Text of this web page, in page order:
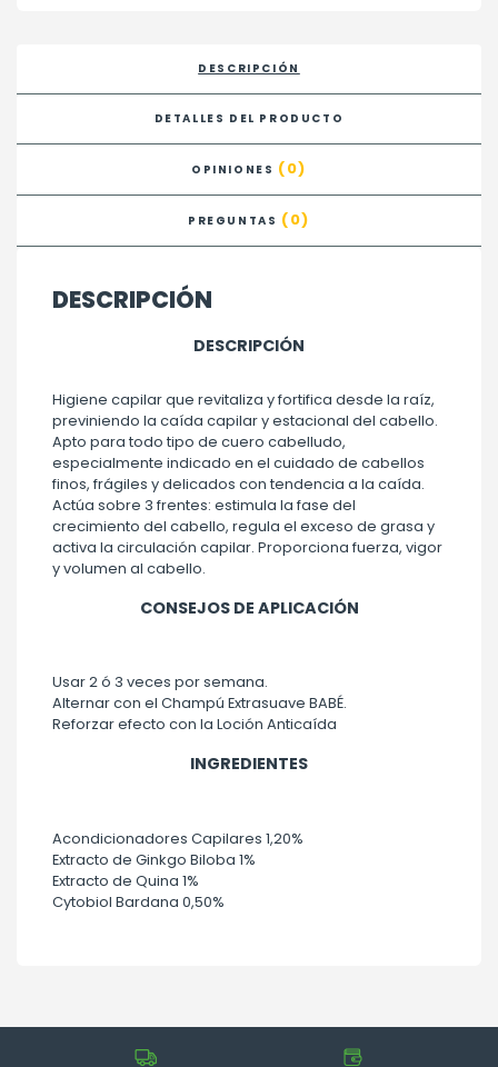
DESCRIPCIÓN
DETALLES DEL PRODUCTO
OPINIONES (0)
PREGUNTAS (0)
DESCRIPCIÓN
DESCRIPCIÓN
Higiene capilar que revitaliza y fortifica desde la raíz,
previniendo la caída capilar y estacional del cabello.
Apto para todo tipo de cuero cabelludo,
especialmente indicado en el cuidado de cabellos
finos, frágiles y delicados con tendencia a la caída.
Actúa sobre 3 frentes: estimula la fase del
crecimiento del cabello, regula el exceso de grasa y
activa la circulación capilar. Proporciona fuerza, vigor
y volumen al cabello.
CONSEJOS DE APLICACIÓN
Usar 2 ó 3 veces por semana.
Alternar con el Champú Extrasuave BABÉ.
Reforzar efecto con la Loción Anticaída
INGREDIENTES
Acondicionadores Capilares 1,20%
Extracto de Ginkgo Biloba 1%
Extracto de Quina 1%
Cytobiol Bardana 0,50%